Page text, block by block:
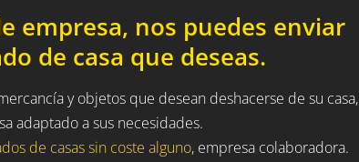
empresa, nos puedes enviar
de casa que deseas.
y objetos que desean deshacerse de su casa,
adaptado a sus necesidades.
de casas sin coste alguno, empresa colaboradora.